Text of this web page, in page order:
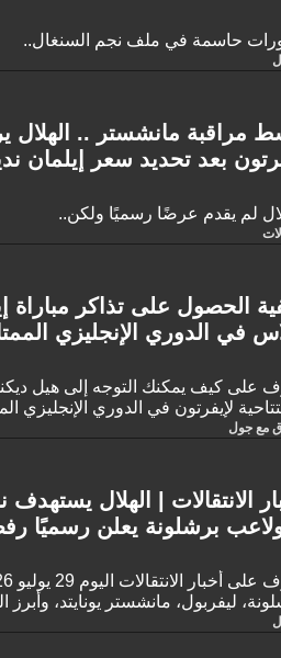
حاسمة في ملف نجم السنغال..
مراقبة مانشستر .. الهلال
بعد تحديد سعر إيلمان
لم يقدم عرضًا رسميًا ولكن..
الحصول على تذاكر
في الدوري الإنجليزي
على كيف يمكنك التوجه إلى هيل
لإيفرتون في الدوري الإنجليزي
مع جول
الانتقالات | الهلال
برشلونة يعلن رسميًا
ليفربول، مانشستر يونايتد، وأبرز